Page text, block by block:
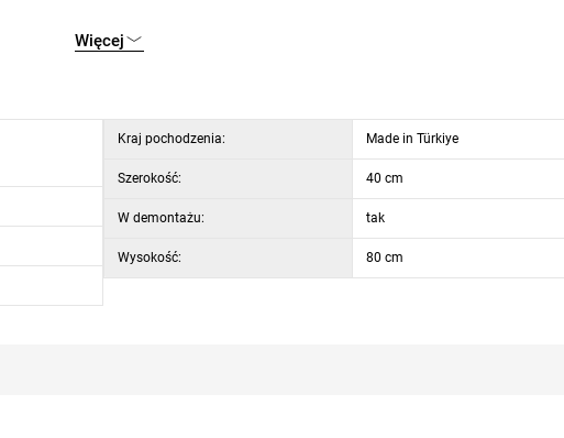
Więcej
Kraj pochodzenia: Made in Türkiye
Szerokość: 40 cm
W demontażu: tak
Wysokość: 80 cm